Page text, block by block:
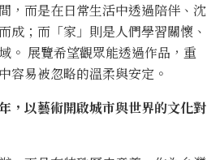
，而是在日常生活中透過陪伴、沈
成；而「家」則是人們學習關懷、
。 展覽希望觀眾能透過作品，重
容易被忽略的溫柔與安定。
，以藝術開啟城市與世界的文化對